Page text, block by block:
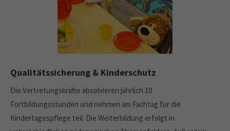
Qualitätssicherung & Kinderschutz
Die Vertretungskräfte absolvieren jährlich 10
Fortbildungsstunden und nehmen am Fachtag für die
Kindertagespflege teil. Die Weiterbildung erfolgt in